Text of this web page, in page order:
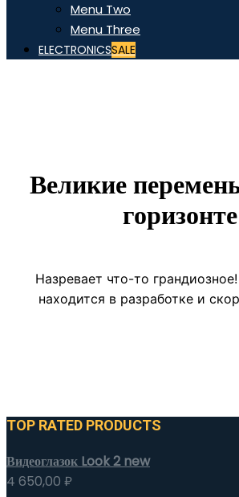
Menu Two
Menu Three
ELECTRONICSSALE
Великие
горизонте
Назревает что-то
находится в разработке и
TOP RATED PRODUCTS
Видеоглазок Look 2 new
4 650,00 ₽